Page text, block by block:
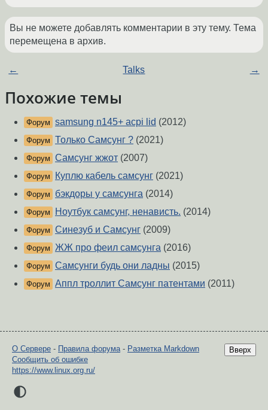
Вы не можете добавлять комментарии в эту тему. Тема
перемещена в архив.
← Talks →
Похожие темы
Форум samsung n145+ acpi lid (2012)
Форум Только Самсунг ? (2021)
Форум Самсунг жжот (2007)
Форум Куплю кабель самсунг (2021)
Форум бэкдоры у самсунга (2014)
Форум Ноутбук самсунг, ненависть. (2014)
Форум Синезуб и Самсунг (2009)
Форум ЖЖ про феил самсунга (2016)
Форум Самсунги будь они ладны (2015)
Форум Аппл троллит Самсунг патентами (2011)
Вверх
О Сервере - Правила форума - Разметка Markdown
Сообщить об ошибке
https://www.linux.org.ru/